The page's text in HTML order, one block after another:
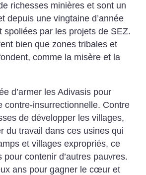
richesses minières et sont un
depuis une vingtaine d’année
spoliées par les projets de SEZ.
bien que zones tribales et
comme la misère et la
d’armer les Adivasis pour
contre-insurrectionnelle. Contre
de développer les villages,
du travail dans ces usines qui
et villages expropriés, ce
pour contenir d’autres pauvres.
ans pour gagner le cœur et